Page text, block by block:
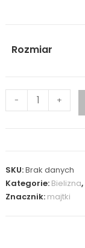
Rozmiar
- +
SKU:Brak danych
Kategorie: Bielizna,
Znacznik: majtki